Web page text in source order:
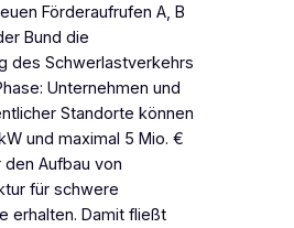
Förderaufrufen A, B
Bund die
des Schwerlastverkehrs
Unternehmen und
Standorte können
und maximal 5 Mio. €
Aufbau von
für schwere
erhalten. Damit fließt